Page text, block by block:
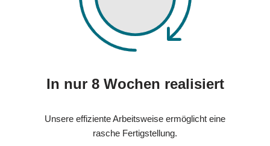
In nur 8 Wochen realisiert
Unsere effiziente Arbeitsweise ermöglicht eine
rasche Fertigstellung.